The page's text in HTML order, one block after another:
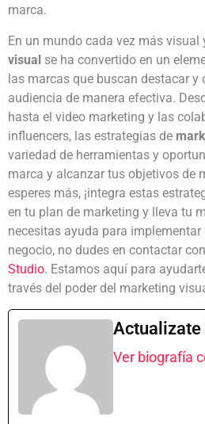
marca.
En un mundo cada vez más visual
visual se ha convertido en un
las marcas que buscan destacar y
audiencia de manera efectiva.
hasta el video marketing y las
influencers, las estrategias de
variedad de herramientas y
marca y alcanzar tus objetivos de
esperes más, ¡integra estas
en tu plan de marketing y lleva tu
necesitas ayuda para
negocio, no dudes en contactar
Studio. Estamos aquí para
través del poder del marketing
Actualizate
Ver biografía